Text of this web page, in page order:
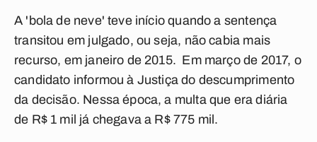
A 'bola de neve' teve início quando a sentença
transitou em julgado, ou seja, não cabia mais
recurso, em janeiro de 2015. Em março de 2017, o
candidato informou à Justiça do descumprimento
da decisão. Nessa época, a multa que era diária
de R$ 1 mil já chegava a R$ 775 mil.